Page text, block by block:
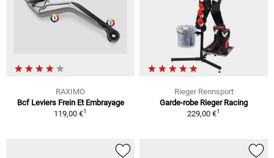
RAXIMO
Bcf Leviers Frein Et Embrayage
119,00 €1
Rieger Rennsport
Garde-robe Rieger Racing
229,00 €1